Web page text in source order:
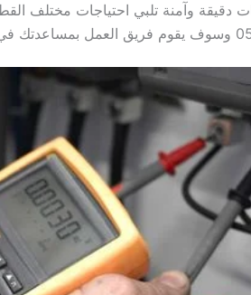
دقيقة وآمنة تلبي احتياجات مختلف
ممكن.